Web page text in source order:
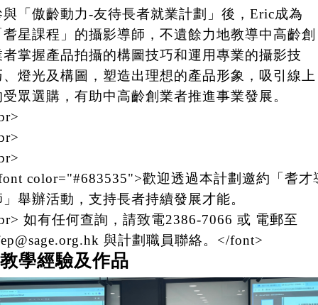
與「傲齡動力-友待長者就業計劃」後，Eric成為
耆星課程」的攝影導師，不遺餘力地教導中高齡創
者掌握產品拍攝的構圖技巧和運用專業的攝影技
、燈光及構圖，塑造出理想的產品形象，吸引線上
受眾選購，有助中高齡創業者推進事業發展。
color="#683535">歡迎透過本計劃邀約「耆才
」舉辦活動，支持長者持續發展才能。
如有任何查詢，請致電2386-7066 或 電郵至
與計劃職員聯絡。</font>
教學經驗及作品